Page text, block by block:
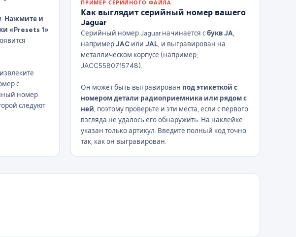
Нажмите и
«Presets 1»
с
номер
следуют
ПРИМЕР СЕРИЙНОГО ФАЙЛА
Как выглядит серийный номер вашего
Jaguar
Серийный номер Jaguar начинается сбукв JA
напримерJACили JAL , и выгравирован на
металлическом корпусе (например,
JACC5580715748).
Он может быть выгравирован под этикеткой с
номером детали радиоприемника или рядом с
ней , поэтому проверьте и эти места, если с первого
взгляда не удалось его обнаружить. На наклейке
указан только артикул. Введите полный код точно
так, как он выгравирован.